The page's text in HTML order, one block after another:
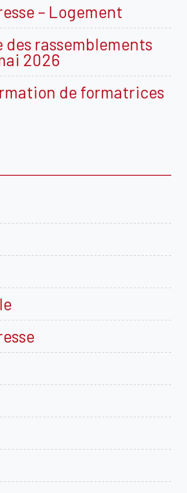
– Logement
des rassemblements
2026
de formatrices